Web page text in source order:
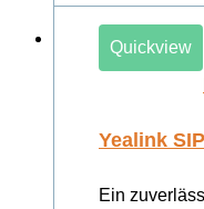
Quickview
Yealink
Ein